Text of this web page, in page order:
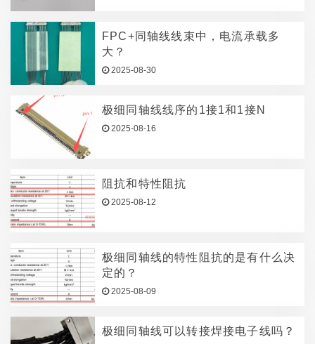
FPC+同轴线线束中，电流承载多
大？
2025-08-30
极细同轴线线序的1接1和1接N
2025-08-16
阻抗和特性阻抗
2025-08-12
极细同轴线的特性阻抗的是有什么决
定的？
2025-08-09
极细同轴线可以转接焊接电子线吗？